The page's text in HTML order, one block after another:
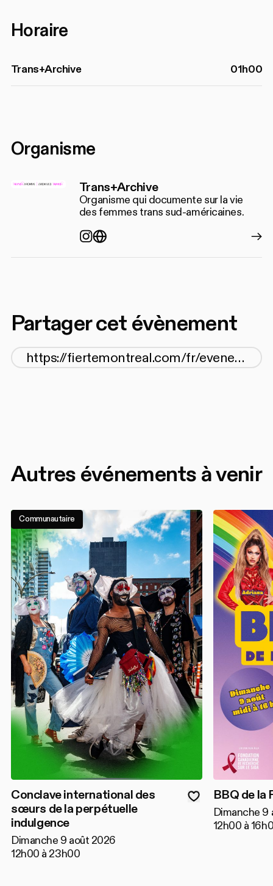
Horaire
Trans+Archive 01h00
Organisme
Trans+Archive
Organisme qui documente sur la vie
des femmes trans sud-américaines.
Instagram
https://
Partager cet évènement
Autres événements à venir
Communautaire
Conclave international des
sœurs de la perpétuelle
indulgence
Dimanche 9 août 2026
12h00 à 23h00
BBQ de la
Dimanche 9
12h00 à